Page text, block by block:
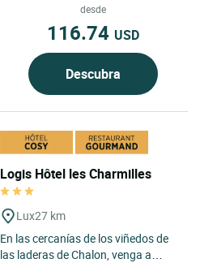
una estancia en...desde
116.74 USD
Descubra
Logis Hôtel les Charmilles
Lux27 km
En las cercanías de los viñedos de
las laderas de Chalon, venga a